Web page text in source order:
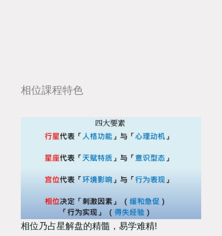
相位課程特色
相位乃占星解盘的精髓，易学难精!